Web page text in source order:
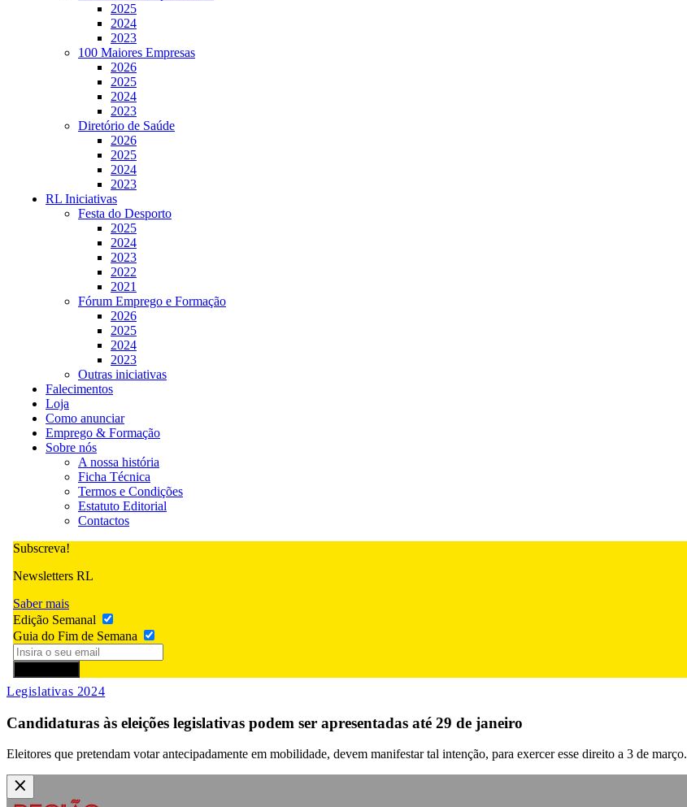
2025
2024
2023
100 Maiores Empresas
2026
2025
2024
2023
Diretório de Saúde
2026
2025
2024
2023
RL Iniciativas
Festa do Desporto
2025
2024
2023
2022
2021
Fórum Emprego e Formação
2026
2025
2024
2023
Outras iniciativas
Falecimentos
Loja
Como anunciar
Emprego & Formação
Sobre nós
A nossa história
Ficha Técnica
Termos e Condições
Estatuto Editorial
Contactos
Subscreva!
Newsletters RL
Saber mais
Edição Semanal
Guia do Fim de Semana
Legislativas 2024
Candidaturas às eleições legislativas podem ser apresentadas até 29 de janeiro
Eleitores que pretendam votar antecipadamente em mobilidade, devem manifestar tal intenção, para exercer esse direito a 3 de março.